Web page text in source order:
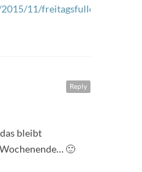
11/freitagsfuller-
Reply
bleibt
🙂